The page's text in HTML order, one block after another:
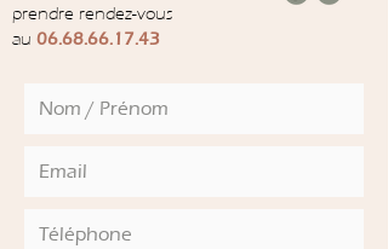
prendre rendez-vous
au 06.68.66.17.43